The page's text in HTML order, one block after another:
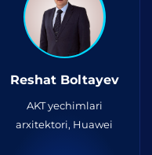
Reshat Boltayev
AKT yechimlari
arxitektori, Huawei